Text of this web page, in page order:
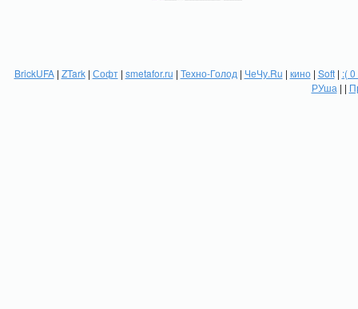
BrickUFA| ZTark| Софт| smetafor.ru | Техно-Голод | ЧеЧу.Ru | кино| Soft| :(
РУша | |